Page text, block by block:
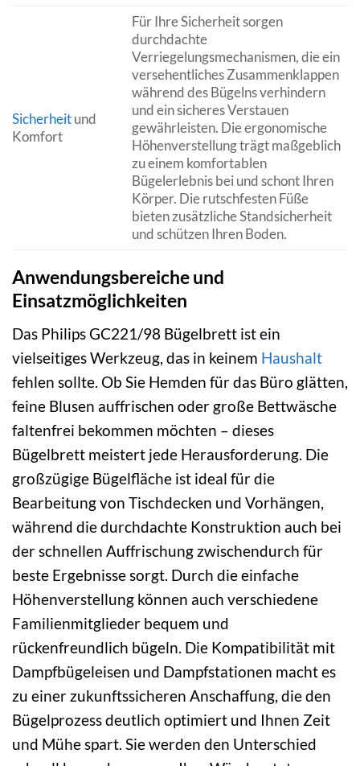
Sicherheitund
Komfort
Für Ihre Sicherheit sorgen
durchdachte
Verriegelungsmechanismen, die ein
versehentliches Zusammenklappen
während des Bügelns verhindern
und ein sicheres Verstauen
gewährleisten. Die ergonomische
Höhenverstellung trägt maßgeblich
zu einem komfortablen
Bügelerlebnis bei und schont Ihren
Körper. Die rutschfesten Füße
bieten zusätzliche Standsicherheit
und schützen Ihren Boden.
Anwendungsbereiche und
Einsatzmöglichkeiten
Das Philips GC221/98 Bügelbrett ist ein
vielseitiges Werkzeug, das in keinem Haushalt
fehlen sollte. Ob Sie Hemden für das Büro glätten,
feine Blusen auffrischen oder große Bettwäsche
faltenfrei bekommen möchten – dieses
Bügelbrett meistert jede Herausforderung. Die
großzügige Bügelfläche ist ideal für die
Bearbeitung von Tischdecken und Vorhängen,
während die durchdachte Konstruktion auch bei
der schnellen Auffrischung zwischendurch für
beste Ergebnisse sorgt. Durch die einfache
Höhenverstellung können auch verschiedene
Familienmitglieder bequem und
rückenfreundlich bügeln. Die Kompatibilität mit
Dampfbügeleisen und Dampfstationen macht es
zu einer zukunftssicheren Anschaffung, die den
Bügelprozess deutlich optimiert und Ihnen Zeit
und Mühe spart. Sie werden den Unterschied